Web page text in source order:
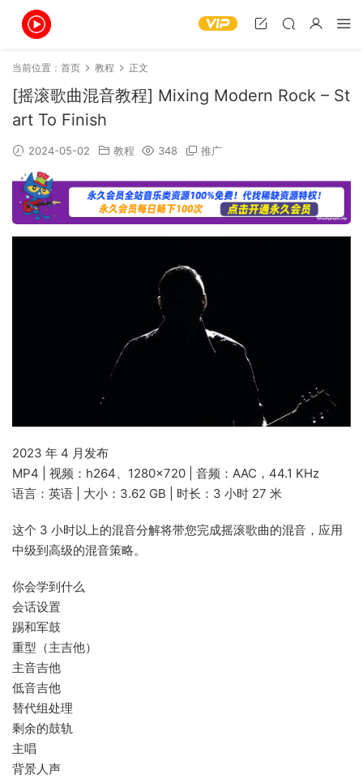
当前位置： 首页 教程 正文
[摇滚歌曲混音教程] Mixing Modern Rock – St
art To Finish
2024-05-02 教程 348 推广
2023 年 4 月发布
MP4 | 视频：h264、1280×720 | 音频：AAC，44.1 KHz
语言：英语 | 大小：3.62 GB | 时长：3 小时 27 米
这个 3 小时以上的混音分解将带您完成摇滚歌曲的混音，应用
中级到高级的混音策略。
你会学到什么
会话设置
踢和军鼓
重型（主吉他）
主音吉他
低音吉他
替代组处理
剩余的鼓轨
主唱
背景人声